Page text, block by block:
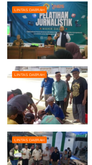
LINTAS DAERAH
LINTAS DAERAH
LINTAS DAERAH